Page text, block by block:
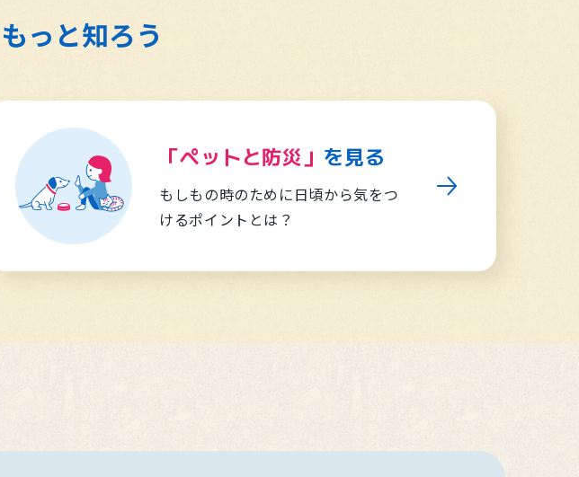
もっと知ろう
「ペットと防災」 を見る
もしもの時のために日頃から気をつ
けるポイントとは？